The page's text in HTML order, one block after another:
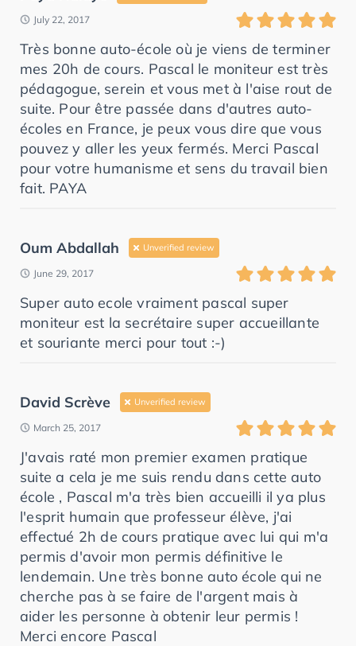
July 22, 2017
Très bonne auto-école où je viens de terminer
mes 20h de cours. Pascal le moniteur est très
pédagogue, serein et vous met à l'aise rout de
suite. Pour être passée dans d'autres auto-
écoles en France, je peux vous dire que vous
pouvez y aller les yeux fermés. Merci Pascal
pour votre humanisme et sens du travail bien
fait. PAYA
Oum Abdallah Unverified review
June 29, 2017
Super auto ecole vraiment pascal super
moniteur est la secrétaire super accueillante
et souriante merci pour tout :-)
David Scrève Unverified review
March 25, 2017
J'avais raté mon premier examen pratique
suite a cela je me suis rendu dans cette auto
école , Pascal m'a très bien accueilli il ya plus
l'esprit humain que professeur élève, j'ai
effectué 2h de cours pratique avec lui qui m'a
permis d'avoir mon permis définitive le
lendemain. Une très bonne auto école qui ne
cherche pas à se faire de l'argent mais à
aider les personne à obtenir leur permis !
Merci encore Pascal